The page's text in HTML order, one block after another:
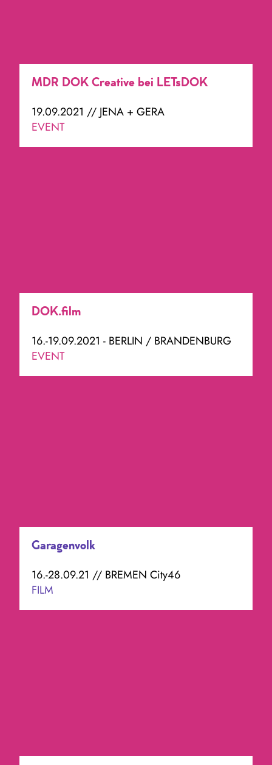
MDR DOK Creative bei LETsDOK
19.09.2021 // JENA + GERA
EVENT
DOK.film
16.-19.09.2021 - BERLIN / BRANDENBURG
EVENT
Garagenvolk
16.-28.09.21 // BREMEN City46
FILM